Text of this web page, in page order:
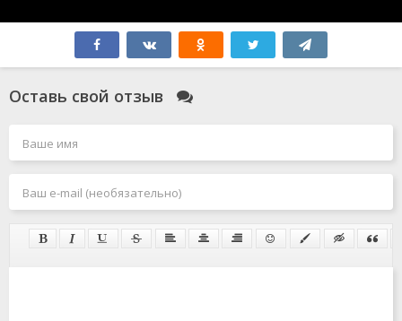
Оставь свой отзыв